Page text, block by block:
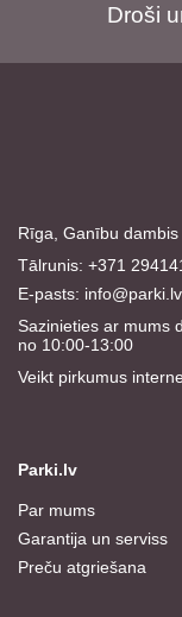
Droši
Rīga, Ganību
Tālrunis: +371
E-pasts: info@parki.lv
Sazinieties ar mums
no 10:00-13:00
Veikt pirkumus
Parki.lv
Par mums
Garantija un serviss
Preču atgriešana